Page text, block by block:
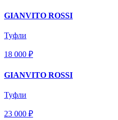
GIANVITO ROSSI
Туфли
18 000 ₽
GIANVITO ROSSI
Туфли
23 000 ₽